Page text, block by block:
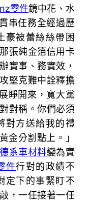
零件鏡中花、水
串任務全經過歷
豪被蕾絲絲帶困
張純金箔信用卡
實事、務實效，
堅克難中詮釋擔
睜開來，寬大黨
對稱。你們必須
對方送給我的禮
金分割點上。」
德系車材料變為實
件行對的政績不
定下的事緊盯不
，一任接著一任